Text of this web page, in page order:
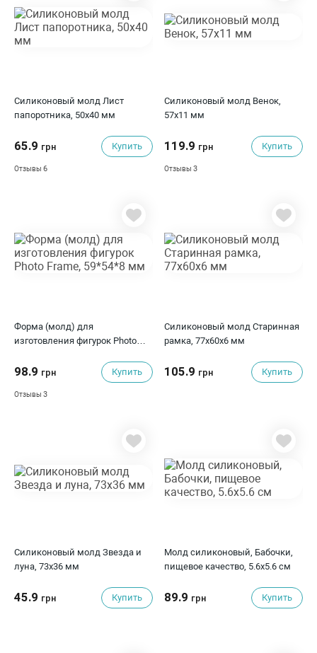
Силиконовый молд Лист
папоротника, 50х40 мм
65.9 грн Купить
Отзывы 6
Силиконовый молд Венок,
57х11 мм
119.9 грн Купить
Отзывы3
Форма (молд) для
изготовления фигурок Photo
98.9 грн Купить
Отзывы 3
Силиконовый молд Старинная
рамка, 77x60x6 мм
105.9 грн Купить
Силиконовый молд Звезда и
луна, 73х36 мм
45.9 грн Купить
Молд силиконовый, Бабочки,
пищевое качество, 5.6х5.6 см
89.9 грн Купить